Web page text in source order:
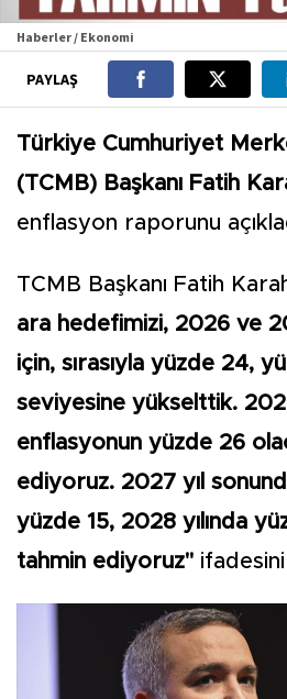
Haberler / Ekonomi
PAYLAŞ
Türkiye Cumhuriyet
(TCMB) Başkanı Fatih
enflasyon raporunu
TCMB Başkanı Fatih
ara hedefimizi, 2026 ve
için, sırasıyla yüzde 24,
seviyesine yükselttik.
enflasyonun yüzde 26
ediyoruz. 2027 yıl
yüzde 15, 2028 yılında
tahmin ediyoruz" ifadesini